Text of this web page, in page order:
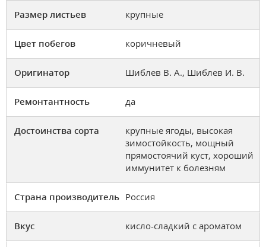
Размер листьев крупные
Цвет побегов коричневый
Оригинатор Шиблев В. А., Шиблев И. В.
Ремонтантность да
Достоинства сорта
крупные ягоды, высокая
зимостойкость, мощный
прямостоячий куст, хороший
иммунитет к болезням
Страна производитель Россия
Вкус кисло-сладкий с ароматом